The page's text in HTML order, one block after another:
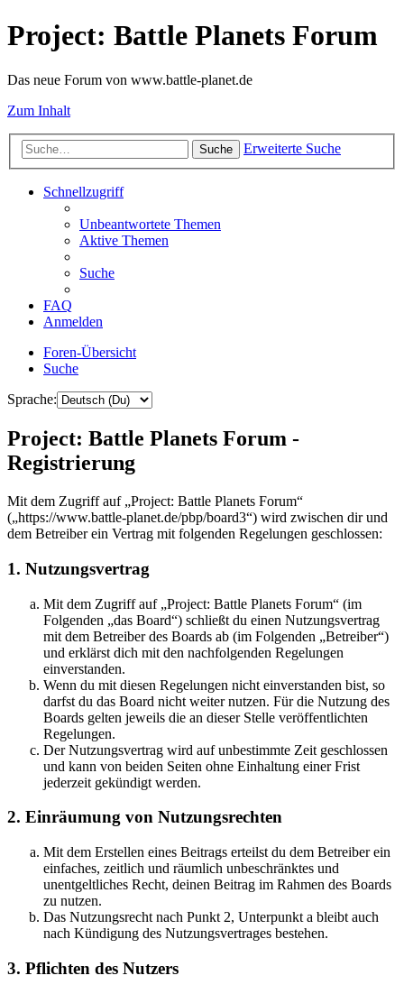
Project: Battle Planets Forum
Das neue Forum von www.battle-planet.de
Zum Inhalt
Suche Erweiterte Suche
Schnellzugriff
Unbeantwortete Themen
Aktive Themen
Suche
FAQ
Anmelden
Foren-Übersicht
Suche
Sprache:
Project: Battle Planets Forum -
Registrierung
Mit dem Zugriff auf „Project: Battle Planets Forum“
(„https://www.battle-planet.de/pbp/board3“) wird zwischen dir und
dem Betreiber ein Vertrag mit folgenden Regelungen geschlossen:
1. Nutzungsvertrag
Mit dem Zugriff auf „Project: Battle Planets Forum“ (im
Folgenden „das Board“) schließt du einen Nutzungsvertrag
mit dem Betreiber des Boards ab (im Folgenden „Betreiber“)
und erklärst dich mit den nachfolgenden Regelungen
einverstanden.
Wenn du mit diesen Regelungen nicht einverstanden bist, so
darfst du das Board nicht weiter nutzen. Für die Nutzung des
Boards gelten jeweils die an dieser Stelle veröffentlichten
Regelungen.
Der Nutzungsvertrag wird auf unbestimmte Zeit geschlossen
und kann von beiden Seiten ohne Einhaltung einer Frist
jederzeit gekündigt werden.
2. Einräumung von Nutzungsrechten
Mit dem Erstellen eines Beitrags erteilst du dem Betreiber ein
einfaches, zeitlich und räumlich unbeschränktes und
unentgeltliches Recht, deinen Beitrag im Rahmen des Boards
zu nutzen.
Das Nutzungsrecht nach Punkt 2, Unterpunkt a bleibt auch
nach Kündigung des Nutzungsvertrages bestehen.
3. Pflichten des Nutzers